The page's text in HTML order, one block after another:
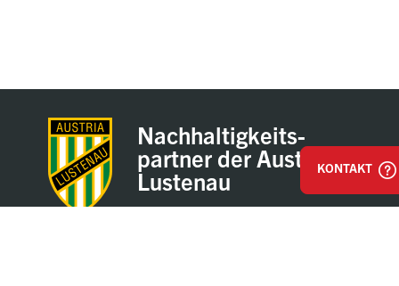
Nachhaltigkeits-
partner der Austria
Lustenau KONTAKT